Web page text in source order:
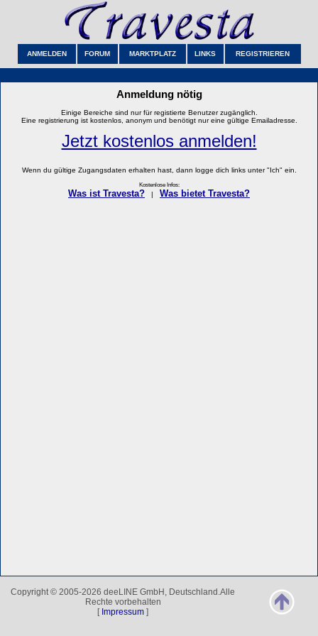
ANMELDEN FORUM MARKTPLATZ LINKS REGISTRIEREN
Anmeldung nötig
Einige Bereiche sind nur für registierte Benutzer zugänglich.
Eine registrierung ist kostenlos, anonym und benötigt nur eine gültige Emailadresse.
Jetzt kostenlos anmelden!
Wenn du gültige Zugangsdaten erhalten hast, dann logge dich links unter "Ich" ein.
Kostenlose Infos:
Was ist Travesta? Was bietet Travesta?
Copyright © 2005-2026 deeLINE GmbH, Deutschland.Alle
Rechte vorbehalten
[ Impressum ]